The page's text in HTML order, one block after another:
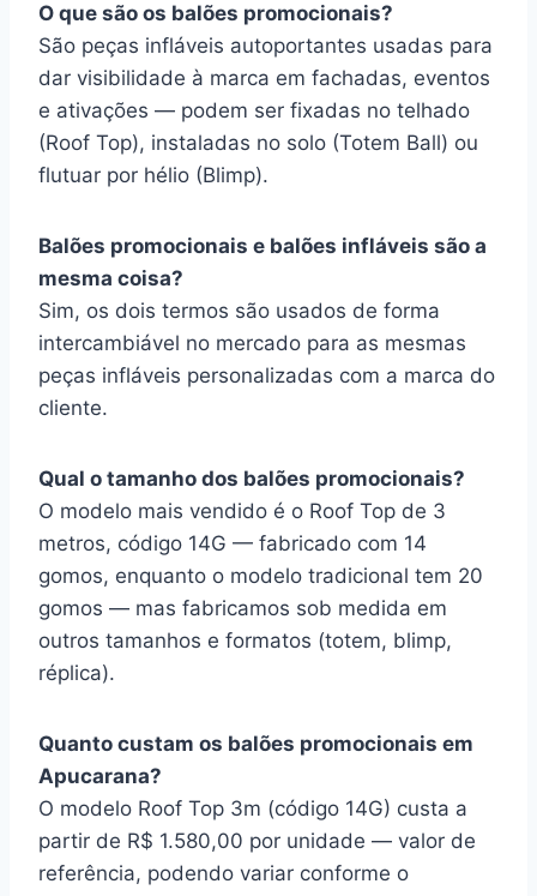
O que são os balões promocionais?
São peças infláveis autoportantes usadas para
dar visibilidade à marca em fachadas, eventos
e ativações — podem ser fixadas no telhado
(Roof Top), instaladas no solo (Totem Ball) ou
flutuar por hélio (Blimp).
Balões promocionais e balões infláveis são a
mesma coisa?
Sim, os dois termos são usados de forma
intercambiável no mercado para as mesmas
peças infláveis personalizadas com a marca do
cliente.
Qual o tamanho dos balões promocionais?
O modelo mais vendido é o Roof Top de 3
metros, código 14G — fabricado com 14
gomos, enquanto o modelo tradicional tem 20
gomos — mas fabricamos sob medida em
outros tamanhos e formatos (totem, blimp,
réplica).
Quanto custam os balões promocionais em
Apucarana?
O modelo Roof Top 3m (código 14G) custa a
partir de R$ 1.580,00 por unidade — valor de
referência, podendo variar conforme o